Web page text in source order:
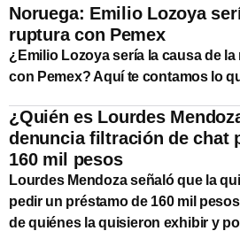
Noruega: Emilio Lozoya
ruptura con Pemex
¿Emilio Lozoya sería la causa de
con Pemex? Aquí te contamos lo
¿Quién es Lourdes
denuncia filtración de chat
160 mil pesos
Lourdes Mendoza señaló que la
pedir un préstamo de 160 mil
de quiénes la quisieron exhibir y